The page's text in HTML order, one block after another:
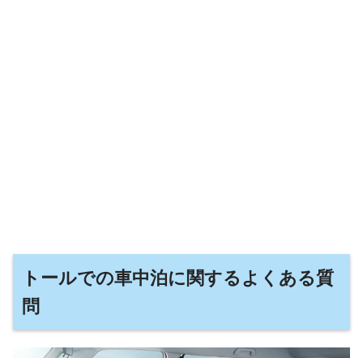
トールでの車中泊に関するよくある質
問